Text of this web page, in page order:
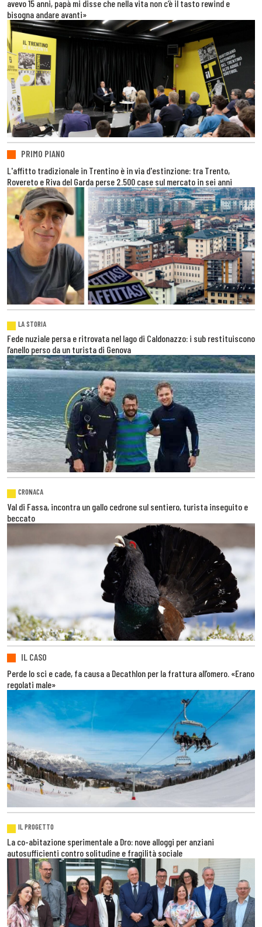
avevo 15 anni, papà mi disse che nella vita non c’è il tasto rewind e
bisogna andare avanti»
PRIMO PIANO
L'affitto tradizionale in Trentino è in via d'estinzione: tra Trento,
Rovereto e Riva del Garda perse 2.500 case sul mercato in sei anni
LA STORIA
Fede nuziale persa e ritrovata nel lago di Caldonazzo: i sub restituiscono
l’anello perso da un turista di Genova
CRONACA
Val di Fassa, incontra un gallo cedrone sul sentiero, turista inseguito e
beccato
IL CASO
Perde lo sci e cade, fa causa a Decathlon per la frattura all’omero. «Erano
regolati male»
IL PROGETTO
La co-abitazione sperimentale a Dro: nove alloggi per anziani
autosufficienti contro solitudine e fragilità sociale